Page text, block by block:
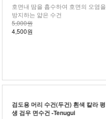
호면내 땀을 흡수하여 호면의 오염을
방지하는 얇은 수건
5,000원
4,500원
검도용 머리 수건(두건) 흰색 칼라 평
생 검우 면수건 -Tenugui